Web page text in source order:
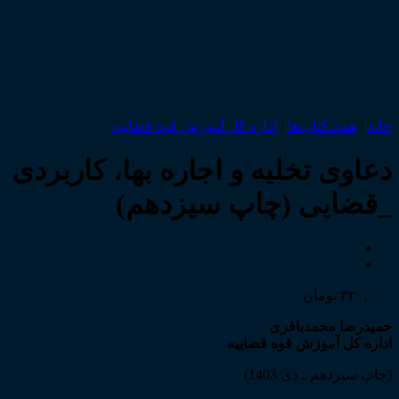
خانه / همه‌ـ‌کتاب‌ها / اداره کل آموزش قوه قضاییه
دعاوی تخلیه و اجاره بها، کاربردی
_قضایی (چاپ سیزدهم)
۳۲۰,۰۰۰ تومان
حمیدرضا محمدباقری
اداره کل آموزش قوه قضاییه
(چاپ سیزدهم ـ دی 1403)